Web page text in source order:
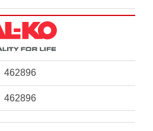
462896
462896